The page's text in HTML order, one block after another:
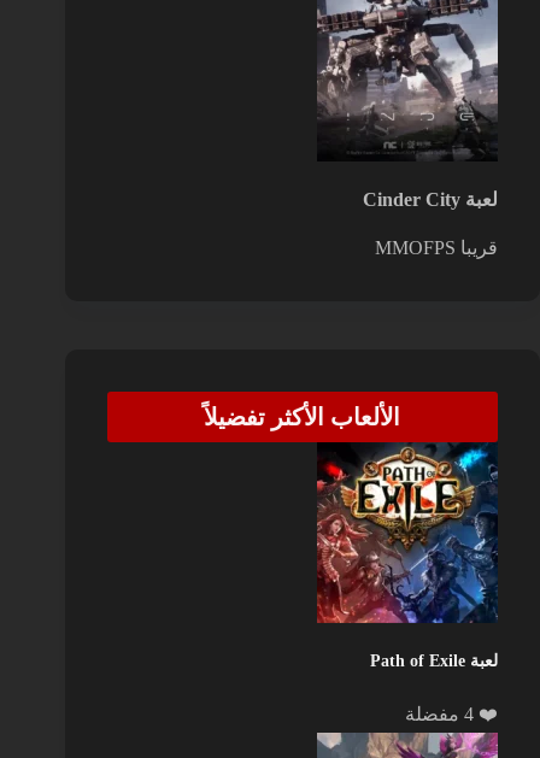
لعبة Cinder City
قريبا MMOFPS
الألعاب الأكثر تفضيلاً
لعبة Path of Exile
❤️ 4 مفضلة